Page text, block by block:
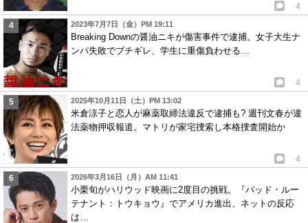
4
2023年7月7日（金）PM 19:11
Breaking Downの醤油ニキが傷害事件で逮捕。女子大生ナ
ンパ失敗でブチギレ、学生に重傷負わせる…
4
2025年10月11日（土）PM 13:02
米倉涼子と恋人が麻薬取締法違反で逮捕も? 週刊文春が違
法薬物押収報道。マトリが家宅捜索し本格捜査開始か
4
2026年3月16日（月）AM 11:41
小栗旬がハリウッド映画に2度目の挑戦。『バッド・ルー
テナント：トウキョウ』でアメリカ進出、ネットの反応
は…